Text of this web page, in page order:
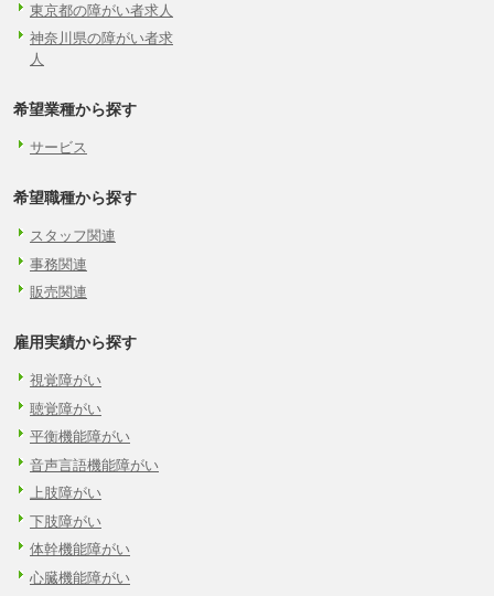
東京都の障がい者求人
神奈川県の障がい者求
人
希望業種から探す
サービス
希望職種から探す
スタッフ関連
事務関連
販売関連
雇用実績から探す
視覚障がい
聴覚障がい
平衡機能障がい
音声言語機能障がい
上肢障がい
下肢障がい
体幹機能障がい
心臓機能障がい